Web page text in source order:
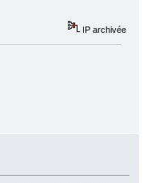
IP archivée